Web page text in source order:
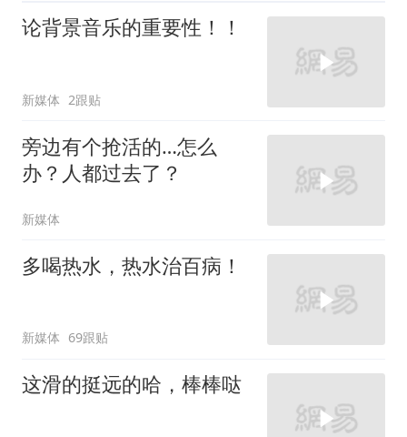
论背景音乐的重要性！！
新媒体 2跟贴
旁边有个抢活的…怎么
办？人都过去了？
新媒体
多喝热水，热水治百病！
新媒体 69跟贴
这滑的挺远的哈，棒棒哒